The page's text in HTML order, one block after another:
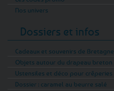
Nos univers
Dossiers et infos
Cadeaux et souvenirs de Bretagne
Objets autour du drapeau breton
Ustensiles et déco pour crêperies
Dossier : caramel au beurre salé